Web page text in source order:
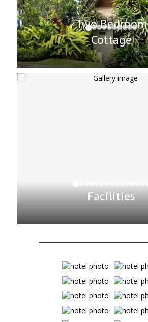
Two Bedroom
Cottage
Facilities